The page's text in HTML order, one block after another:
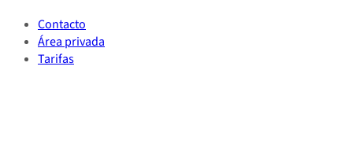
Contacto
Área privada
Tarifas